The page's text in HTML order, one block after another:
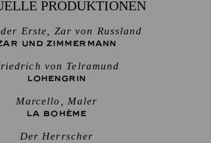
PRODUKTIONEN
Erste, Zar von Russland
UND ZIMMERMANN
von Telramund
LOHENGRIN
Marcello, Maler
LA BOHÈME
Der Herrscher